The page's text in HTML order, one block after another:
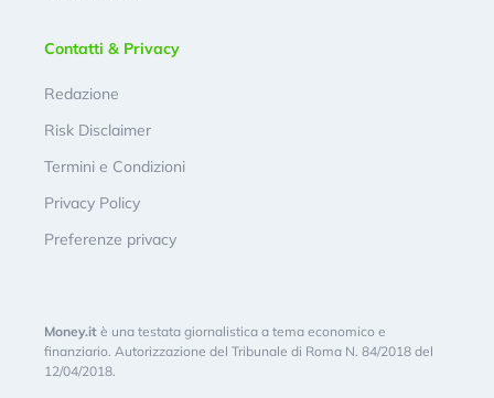
Contatti & Privacy
Redazione
Risk Disclaimer
Termini e Condizioni
Privacy Policy
Preferenze privacy
Money.it è una testata giornalistica a tema economico e
finanziario. Autorizzazione del Tribunale di Roma N. 84/2018 del
12/04/2018.